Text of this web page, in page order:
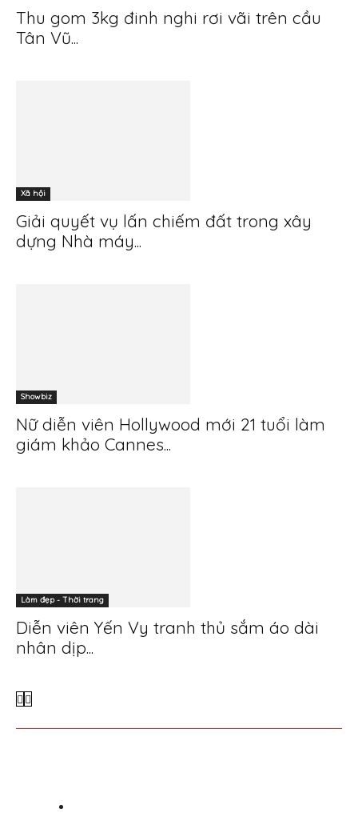
Thu gom 3kg đinh nghi rơi vãi trên cầu
Tân Vũ...
Xã hội
Giải quyết vụ lấn chiếm đất trong xây
dựng Nhà máy...
Showbiz
Nữ diễn viên Hollywood mới 21 tuổi làm
giám khảo Cannes...
Làm đẹp - Thời trang
Diễn viên Yến Vy tranh thủ sắm áo dài
nhân dịp...